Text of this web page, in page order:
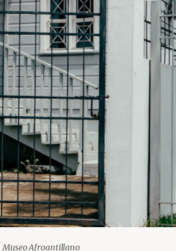
Museo Afroantillano